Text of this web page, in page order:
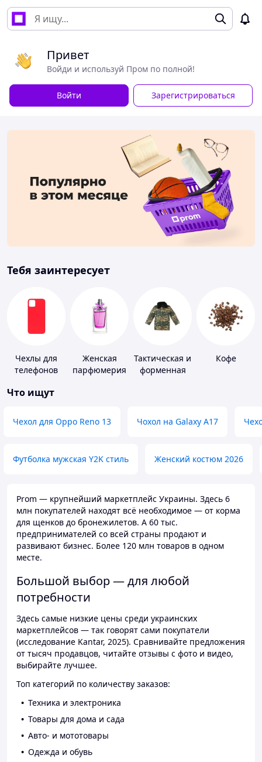
Привет
Войди и используй Пром по полной!
Войти Зарегистрироваться
Тебя заинтересует
Чехлы для
телефонов
Женская
парфюмерия
Тактическая и
форменная
Кофе
Что ищут
Чехол для Oppo Reno 13 Чохол на Galaxy A17
Футболка мужская Y2K стиль Женский костюм 2026
Prom — крупнейший маркетплейс Украины. Здесь 6
млн покупателей находят всё необходимое — от корма
для щенков до бронежилетов. А 60 тыс.
предпринимателей со всей страны продают и
развивают бизнес. Более 120 млн товаров в одном
месте.
Большой выбор — для любой
потребности
Здесь самые низкие цены среди украинских
маркетплейсов — так говорят сами покупатели
(исследование Kantar, 2025). Сравнивайте предложения
от тысяч продавцов, читайте отзывы с фото и видео,
выбирайте лучшее.
Топ категорий по количеству заказов:
Техника и электроника
Товары для дома и сада
Авто- и мототовары
Одежда и обувь